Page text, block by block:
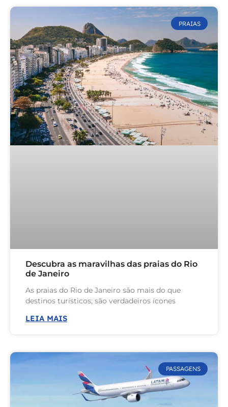
PRAIAS
Descubra as maravilhas das praias do Rio
de Janeiro
As praias do Rio de Janeiro são mais do que
destinos turísticos; são verdadeiros ícones
LEIA MAIS
PASSAGENS